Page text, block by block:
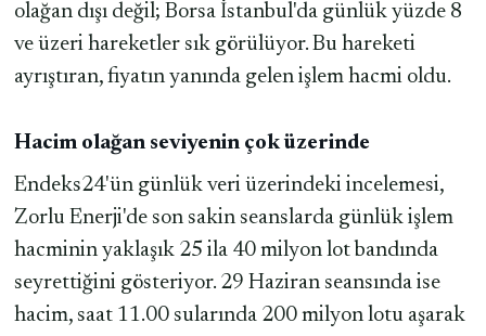
olağan dışı değil; Borsa İstanbul'da günlük yüzde 8
ve üzeri hareketler sık görülüyor. Bu hareketi
ayrıştıran, fiyatın yanında gelen işlem hacmi oldu.
Hacim olağan seviyenin çok üzerinde
Endeks24'ün günlük veri üzerindeki incelemesi,
Zorlu Enerji'de son sakin seanslarda günlük işlem
hacminin yaklaşık 25 ila 40 milyon lot bandında
seyrettiğini gösteriyor. 29 Haziran seansında ise
hacim, saat 11.00 sularında 200 milyon lotu aşarak